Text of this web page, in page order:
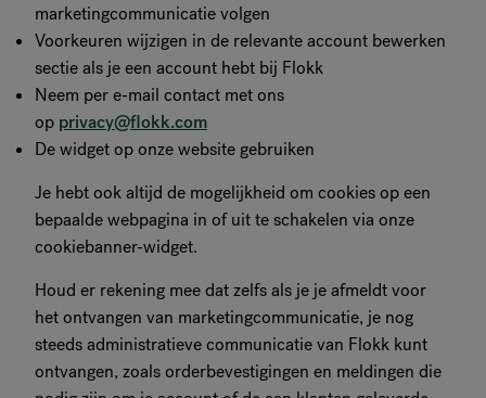
marketingcommunicatie volgen
Voorkeuren wijzigen in de relevante account bewerken
sectie als je een account hebt bij Flokk
Neem per e-mail contact met ons
op privacy@flokk.com
De widget op onze website gebruiken
Je hebt ook altijd de mogelijkheid om cookies op een
bepaalde webpagina in of uit te schakelen via onze
cookiebanner-widget.
Houd er rekening mee dat zelfs als je je afmeldt voor
het ontvangen van marketingcommunicatie, je nog
steeds administratieve communicatie van Flokk kunt
ontvangen, zoals orderbevestigingen en meldingen die